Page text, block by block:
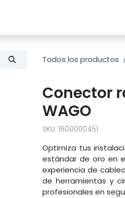
Todos los productos
Conector
WAGO
SKU: 1600000451
Optimiza tus
estándar de oro en
experiencia de
de herramientas y
profesionales en